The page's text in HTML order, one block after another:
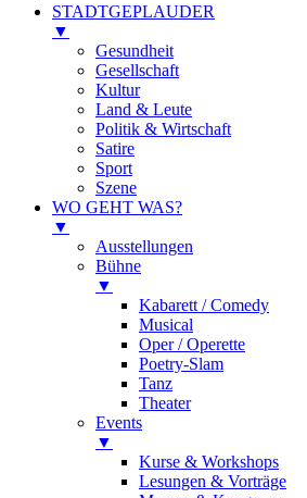
STADTGEPLAUDER
▼
Gesundheit
Gesellschaft
Kultur
Land & Leute
Politik & Wirtschaft
Satire
Sport
Szene
WO GEHT WAS?
▼
Ausstellungen
Bühne
▼
Kabarett / Comedy
Musical
Oper / Operette
Poetry-Slam
Tanz
Theater
Events
▼
Kurse & Workshops
Lesungen & Vorträge